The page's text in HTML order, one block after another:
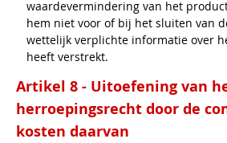
waardevermindering van het
hem niet voor of bij het sluiten van
wettelijk verplichte informatie over
heeft verstrekt.
Artikel 8 - Uitoefening van
herroepingsrecht door de
kosten daarvan